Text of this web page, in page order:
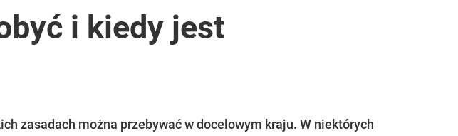
i kiedy jest
zasadach można przebywać w docelowym kraju. W niektórych